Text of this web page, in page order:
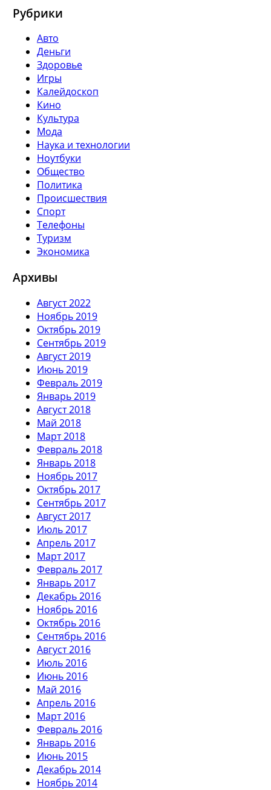
Рубрики
Авто
Деньги
Здоровье
Игры
Калейдоскоп
Кино
Культура
Мода
Наука и технологии
Ноутбуки
Общество
Политика
Происшествия
Спорт
Телефоны
Туризм
Экономика
Архивы
Август 2022
Ноябрь 2019
Октябрь 2019
Сентябрь 2019
Август 2019
Июнь 2019
Февраль 2019
Январь 2019
Август 2018
Май 2018
Март 2018
Февраль 2018
Январь 2018
Ноябрь 2017
Октябрь 2017
Сентябрь 2017
Август 2017
Июль 2017
Апрель 2017
Март 2017
Февраль 2017
Январь 2017
Декабрь 2016
Ноябрь 2016
Октябрь 2016
Сентябрь 2016
Август 2016
Июль 2016
Июнь 2016
Май 2016
Апрель 2016
Март 2016
Февраль 2016
Январь 2016
Июнь 2015
Декабрь 2014
Ноябрь 2014